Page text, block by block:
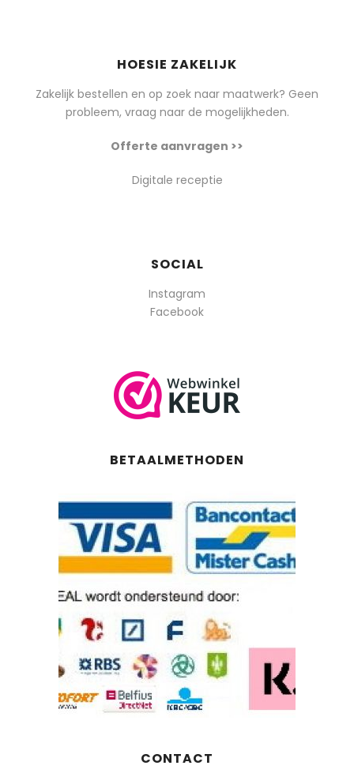
HOESIE ZAKELIJK
Zakelijk bestellen en op zoek naar maatwerk? Geen
probleem, vraag naar de mogelijkheden.
Offerte aanvragen >>
Digitale receptie
SOCIAL
Instagram
Facebook
BETAALMETHODEN
CONTACT